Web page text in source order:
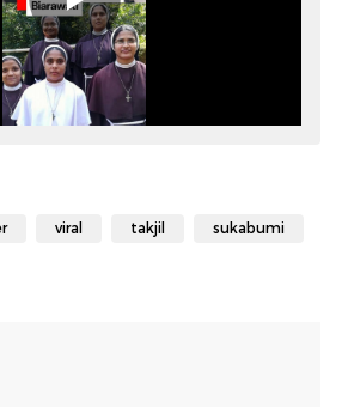
viral takjil sukabumi